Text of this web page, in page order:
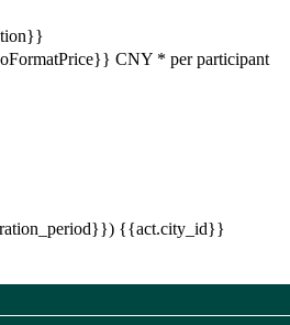
CNY * per participant
{{act.city_id}}